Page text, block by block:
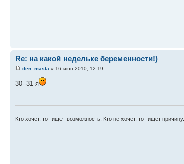
Re: на какой недельке беременности!)
den_masta » 16 июн 2010, 12:19
30--31-я
Кто хочет, тот ищет возможность. Кто не хочет, тот ищет причину.